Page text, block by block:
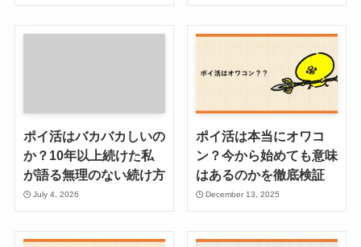
ポイ活はバカバカしいの
か？10年以上続けた私
が語る無理のない続け方
July 4, 2026
ポイ活は本当にオワコ
ン？今から始めても意味
はあるのかを徹底検証
December 13, 2025